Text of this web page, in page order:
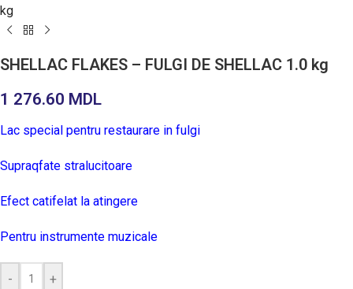
kg
SHELLAC FLAKES – FULGI DE SHELLAC 1.0 kg
1 276.60 MDL
Lac special pentru restaurare in fulgi
Supraqfate stralucitoare
Efect catifelat la atingere
Pentru instrumente muzicale
- +